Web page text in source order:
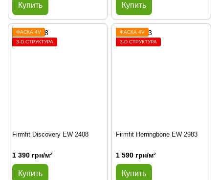
Купить Купить
ФАСКА 4V
3-D СТРУКТУРА
Firmfit Discovery EW 2408
1 390 грн/м²
Купить
ФАСКА 4V
3-D СТРУКТУРА
Firmfit Herringbone EW 2983
1 590 грн/м²
Купить